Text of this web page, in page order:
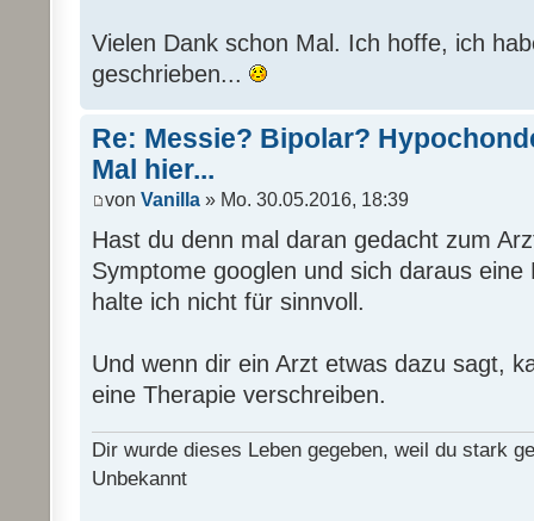
Vielen Dank schon Mal. Ich hoffe, ich
geschrieben...
Re: Messie? Bipolar?
Mal hier...
von Vanilla » Mo. 30.05.2016, 18:39
Hast du denn mal daran gedacht zum
Symptome googlen und sich daraus eine
halte ich nicht für sinnvoll.
Und wenn dir ein Arzt etwas dazu sagt,
eine Therapie verschreiben.
Dir wurde dieses Leben gegeben, weil du stark
Unbekannt